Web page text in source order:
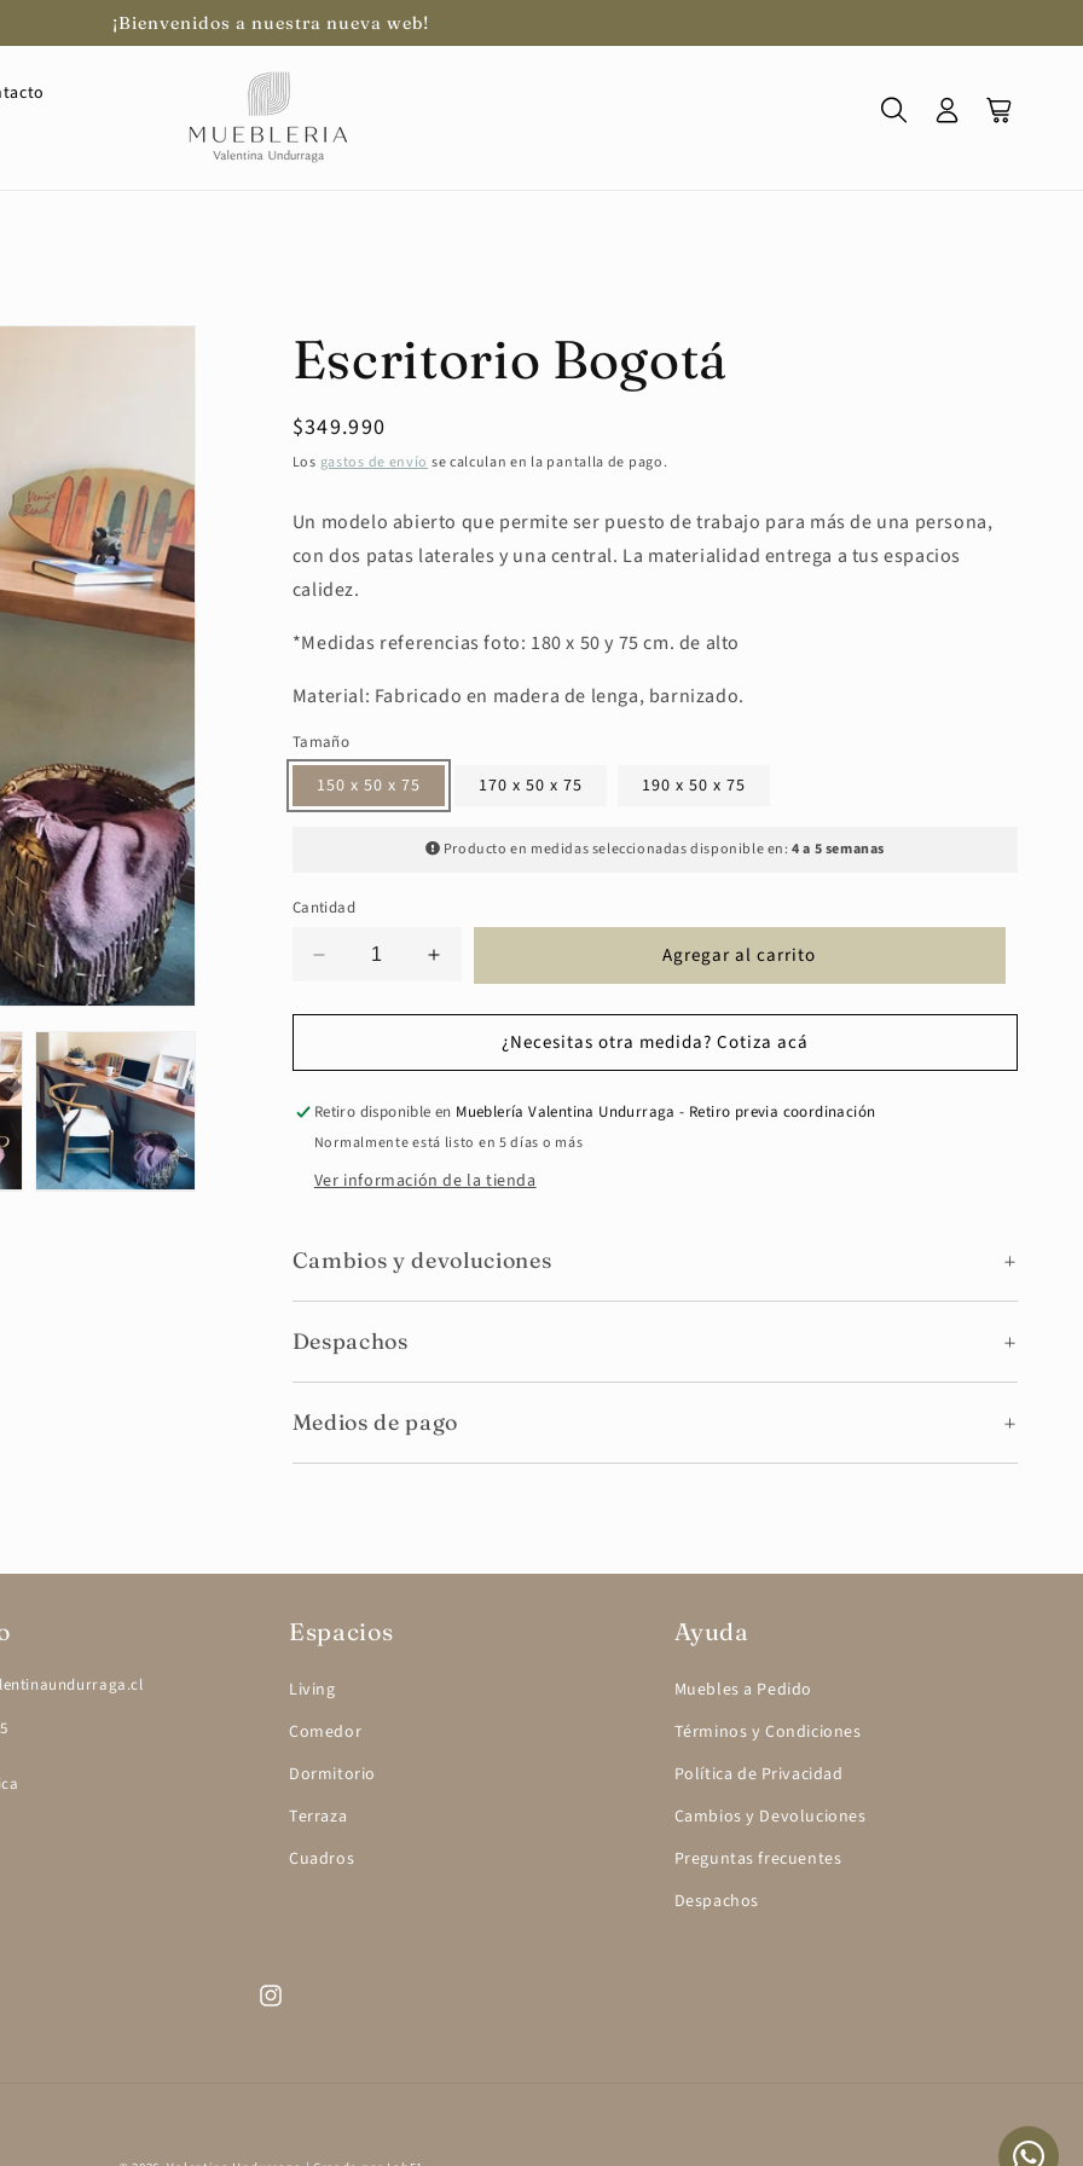
¡Bienvenidos a nuestra nueva web!
Escritorio Bogotá
Precio
habitual
$349.990
Los gastos de envío se calculan en la pantalla de pago.
Un modelo abierto que permite ser puesto de trabajo para más de una persona,
con dos patas laterales y una central. La materialidad entrega a tus espacios
calidez.
*Medidas referencias foto: 180 x 50 y 75 cm. de alto
Material: Fabricado en madera de lenga, barnizado.
Tamaño
150 x 50 x 75 170 x 50 x 75 190 x 50 x 75
Producto en medidas seleccionadas disponible en:4 a 5 semanas
Cantidad
Reducir
para
Bogotá
Aumentar
cantidad
para
Escritorio
Bogotá
Agregar al carrito
¿Necesitas otra medida? Cotiza acá
Retiro disponible en Mueblería Valentina Undurraga - Retiro previa coordinación
Normalmente está listo en 5 días o más
Ver información de la tienda
Cambios y devoluciones
Despachos
Medios de pago
Espacios
Living
Comedor
Dormitorio
Terraza
Cuadros
Ayuda
Muebles a Pedido
Términos y Condiciones
Política de Privacidad
Cambios y Devoluciones
Preguntas frecuentes
Despachos
Instagram